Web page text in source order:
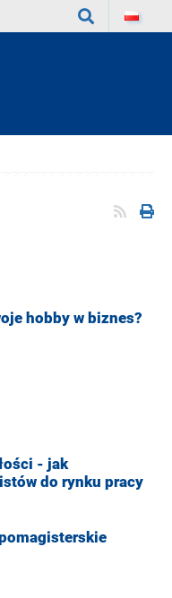
hobby w biznes?
- jak
do rynku pracy